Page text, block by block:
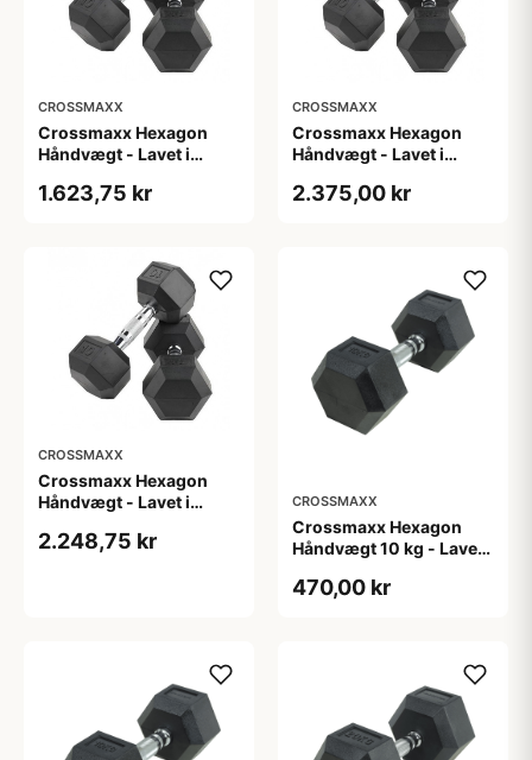
CROSSMAXX
Crossmaxx Hexagon
Håndvægt - Lavet i
gummi - Riflet håndtag
styrketræning
1.623,75 kr
CROSSMAXX
Crossmaxx Hexagon
Håndvægt - Lavet i
gummi - Riflet håndtag
2.375,00 kr
CROSSMAXX
Crossmaxx Hexagon
Håndvægt - Lavet i
gummi - Riflet håndtag
2.248,75 kr
CROSSMAXX
Crossmaxx Hexagon
Håndvægt 10 kg - Lavet i
gummi - Riflet håndtag
470,00 kr